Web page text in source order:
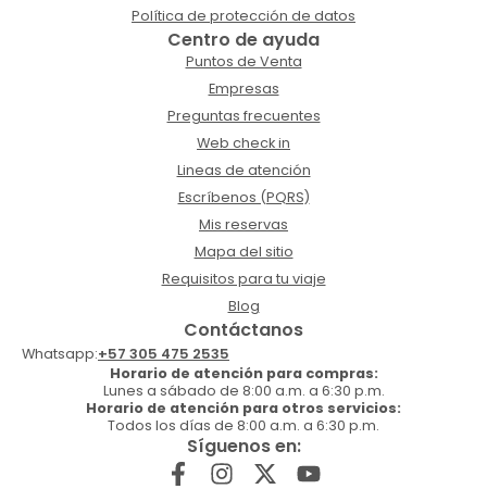
Política de protección de datos
Centro de ayuda
Puntos de Venta
Empresas
Preguntas frecuentes
Web check in
Lineas de atención
Escríbenos (PQRS)
Mis reservas
Mapa del sitio
Requisitos para tu viaje
Blog
Contáctanos
Whatsapp:+57 305 475 2535
Horario de atención para compras:
Lunes a sábado de 8:00 a.m. a 6:30 p.m.
Horario de atención para otros servicios:
Todos los días de 8:00 a.m. a 6:30 p.m.
Síguenos en: